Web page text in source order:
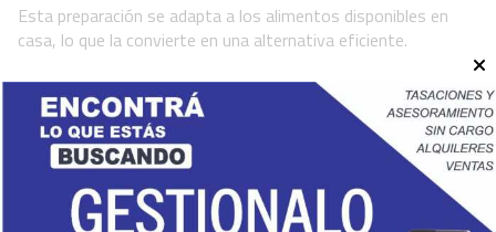
Esta preparación se adapta a los alimentos disponibles en
casa, lo que la convierte en una alternativa eficiente.